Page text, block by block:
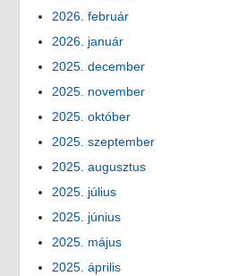
2026. február
2026. január
2025. december
2025. november
2025. október
2025. szeptember
2025. augusztus
2025. július
2025. június
2025. május
2025. április